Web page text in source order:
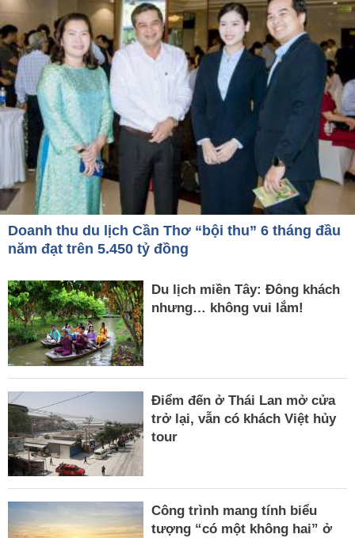
Doanh thu du lịch Cần Thơ “bội thu” 6 tháng đầu
năm đạt trên 5.450 tỷ đồng
Du lịch miền Tây: Đông khách
nhưng… không vui lắm!
Điểm đến ở Thái Lan mở cửa
trở lại, vẫn có khách Việt hủy
tour
Công trình mang tính biểu
tượng “có một không hai” ở